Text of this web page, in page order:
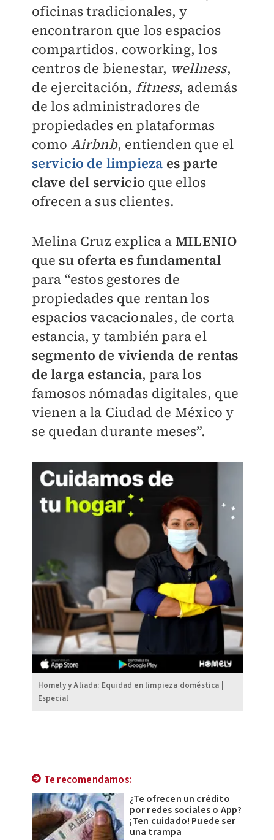
oficinas tradicionales, y
encontraron que los espacios
compartidos. coworking, los
centros de bienestar, wellness,
de ejercitación, fitness, además
de los administradores de
propiedades en plataformas
como Airbnb, entienden que el
servicio de limpieza es parte
clave del servicio que ellos
ofrecen a sus clientes.
Melina Cruz explica a MILENIO
que su oferta esfundamental
para “estos gestores de
propiedades que rentan los
espacios vacacionales, de corta
estancia, y también para el
segmento de vivienda de rentas
de larga estancia, para los
famosos nómadas digitales, que
vienen a la Ciudad de México y
se quedan durante meses”.
Homely y Aliada: Equidad en limpieza doméstica |
Especial
Te recomendamos:
¿Te ofrecen un crédito
por redes sociales o App?
¡Ten cuidado! Puede ser
una trampa